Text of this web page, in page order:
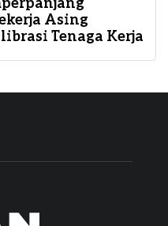
Asing
Tenaga Kerja